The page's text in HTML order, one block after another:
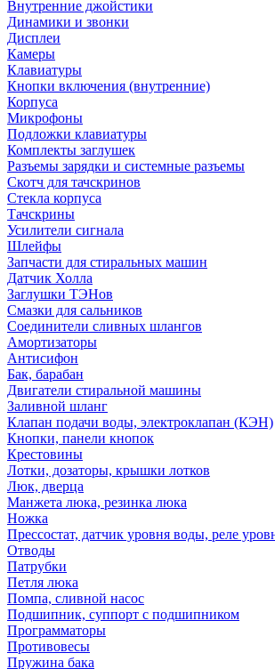
Внутренние джойстики
Динамики и звонки
Дисплеи
Камеры
Клавиатуры
Кнопки включения (внутренние)
Корпуса
Микрофоны
Подложки клавиатуры
Комплекты заглушек
Разъемы зарядки и системные разъемы
Скотч для тачскринов
Стекла корпуса
Тачскрины
Усилители сигнала
Шлейфы
Запчасти для стиральных машин
Датчик Холла
Заглушки ТЭНов
Смазки для сальников
Соединители сливных шлангов
Амортизаторы
Антисифон
Бак, барабан
Двигатели стиральной машины
Заливной шланг
Клапан подачи воды, электроклапан (КЭН)
Кнопки, панели кнопок
Крестовины
Лотки, дозаторы, крышки лотков
Люк, дверца
Манжета люка, резинка люка
Ножка
Прессостат, датчик уровня воды, реле
Отводы
Патрубки
Петля люка
Помпа, сливной насос
Подшипник, суппорт с подшипником
Программаторы
Противовесы
Пружина бака